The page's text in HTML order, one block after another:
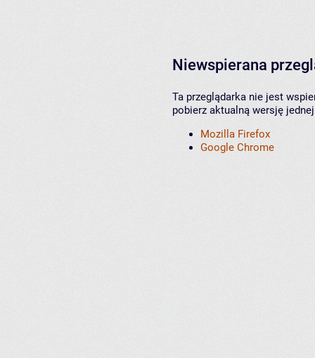
Niewspierana
Ta przeglądarka nie jest
pobierz aktualną wersję
Mozilla Firefox
Google Chrome